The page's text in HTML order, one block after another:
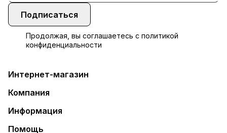
Подписаться
Продолжая, вы соглашаетесь с политикой
конфиденциальности
Интернет-магазин
Компания
Информация
Помощь